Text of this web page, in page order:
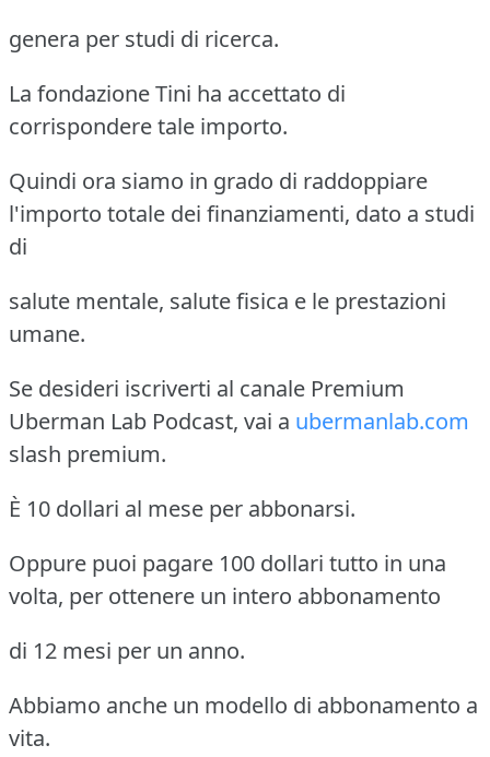
genera per studi di ricerca.
La fondazione Tini ha accettato di
corrispondere tale importo.
Quindi ora siamo in grado di raddoppiare
l'importo totale dei finanziamenti, dato a studi
di
salute mentale, salute fisica e le prestazioni
umane.
Se desideri iscriverti al canale Premium
Uberman Lab Podcast, vai a ubermanlab.com
slash premium.
È 10 dollari al mese per abbonarsi.
Oppure puoi pagare 100 dollari tutto in una
volta, per ottenere un intero abbonamento
di 12 mesi per un anno.
Abbiamo anche un modello di abbonamento a
vita.